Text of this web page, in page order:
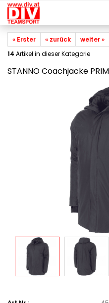
« Erster « zurück weiter »
14 Artikel in dieser Kategorie
STANNO Coachjacke